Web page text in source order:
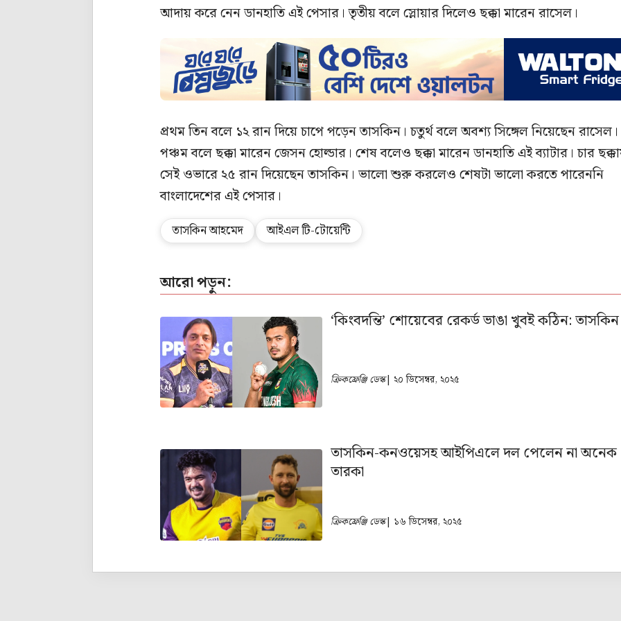
আদায় করে নেন ডানহাতি এই পেসার। তৃতীয় বলে স্লোয়ার দিলেও ছক্কা মারেন রাসেল।
প্রথম তিন বলে ১২ রান দিয়ে চাপে পড়েন তাসকিন। চতুর্থ বলে অবশ্য সিঙ্গেল নিয়েছেন রাসেল।
পঞ্চম বলে ছক্কা মারেন জেসন হোল্ডার। শেষ বলেও ছক্কা মারেন ডানহাতি এই ব্যাটার। চার
সেই ওভারে ২৫ রান দিয়েছেন তাসকিন। ভালো শুরু করলেও শেষটা ভালো করতে পারেননি
বাংলাদেশের এই পেসার।
তাসকিন আহমেদ আইএল টি-টোয়েন্টি
আরো পড়ুন:
‘কিংবদন্তি’ শোয়েবের রেকর্ড ভাঙা খুবই কঠিন: তাসকিন
ক্রিকফ্রেঞ্জি ডেস্ক| ২০ ডিসেম্বর, ২০২৫
তাসকিন-কনওয়েসহ আইপিএলে দল পেলেন না অনেক
তারকা
ক্রিকফ্রেঞ্জি ডেস্ক| ১৬ ডিসেম্বর, ২০২৫